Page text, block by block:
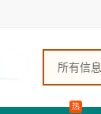
所有信息
热